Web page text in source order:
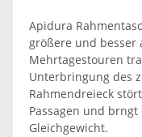
Apidura
größere und besser
Mehrtagestouren
Unterbringung des
Rahmendreieck
Passagen und
Gleichgewicht.